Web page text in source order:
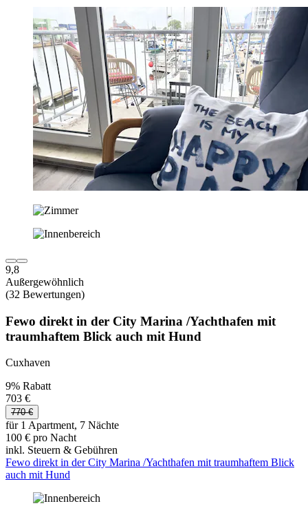
9,8
Außergewöhnlich
(32 Bewertungen)
Fewo direkt in der City Marina /Yachthafen mit
traumhaftem Blick auch mit Hund
Cuxhaven
9% Rabatt
703 €
770 €
für 1 Apartment, 7 Nächte
100 € pro Nacht
inkl. Steuern & Gebühren
Fewo direkt in der City Marina /Yachthafen mit traumhaftem Blick
auch mit Hund